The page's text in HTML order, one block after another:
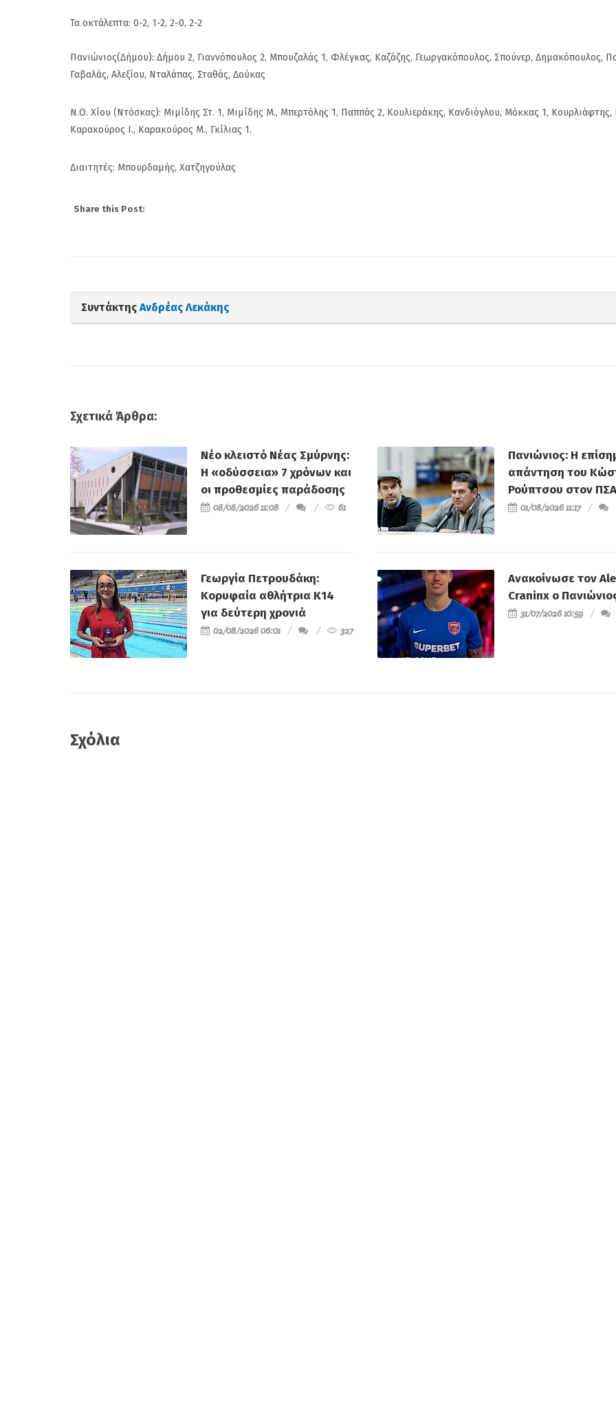
Τα οκτάλεπτα: 0-2, 1-2, 2-0, 2-2
Πανιώνιος(Δήμου): Δήμου 2, Γιαννόπουλος 2, Μπουζαλάς 1, Φλέγκας, Καζάζης, Γεωργακόπουλος, Σπούνερ, Δημακόπουλος,
Γαβαλάς, Αλεξίου, Νταλάπας, Σταθάς, Δούκας
Ν.Ο. Χίου (Ντόσκας): Μιμίδης Στ. 1, Μιμίδης Μ., Μπερτόλης 1, Παππάς 2, Κουλιεράκης, Κανδιόγλου, Μόκκας 1, Κουρλιάφτης,
Καρακούρος Ι., Καρακούρος Μ., Γκίλιας 1.
Διαιτητές: Μπουρδαμής, Χατζηγούλας
Share this Post:
Συντάκτης Ανδρέας Λεκάκης
Σχετικά Άρθρα:
Νέο κλειστό Νέας Σμύρνης:
Η «οδύσσεια» 7 χρόνων και
οι προθεσμίες παράδοσης
08/08/2026 11:08 61
Γεωργία Πετρουδάκη:
Κορυφαία αθλήτρια Κ14
για δεύτερη χρονιά
02/08/2026 06:01 327
Πανιώνιος: Η
απάντηση του
Ρούπτσου στον
01/08/2026 11:17
Ανακοίνωσε τον
Craninx ο
31/07/2026 10:59
Σχόλια
Πανιώνιος: Η επίσημη